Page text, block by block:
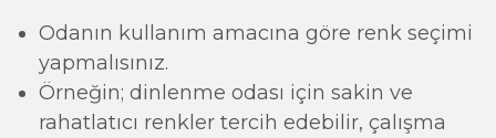
Odanın kullanım amacına göre renk seçimi
yapmalısınız.
Örneğin; dinlenme odası için sakin ve
rahatlatıcı renkler tercih edebilir, çalışma